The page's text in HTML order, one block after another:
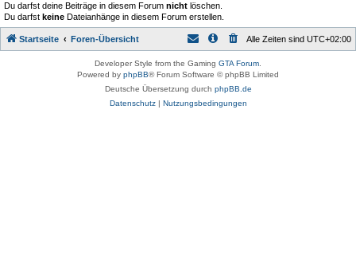
Du darfst deine Beiträge in diesem Forum nicht löschen.
Du darfst keine Dateianhänge in diesem Forum erstellen.
Startseite Foren-Übersicht Alle Zeiten sind UTC+02:00
Developer Style from the Gaming GTA Forum
Powered by phpBB® Forum Software © phpBB Limited
Deutsche Übersetzung durch phpBB.de
Datenschutz| Nutzungsbedingungen